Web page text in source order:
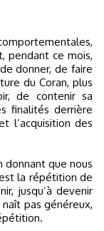
pendant ce mois,
donner, de faire
du Coran, plus
de contenir sa
finalités derrière
l’acquisition des
donnant que nous
la répétition de
jusqu’à devenir
pas généreux,